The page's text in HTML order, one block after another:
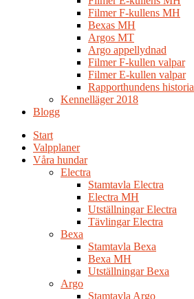
Filmer F-kullens MH
Bexas MH
Argos MT
Argo appellydnad
Filmer F-kullen valpar
Filmer E-kullen valpar
Rapporthundens historia
Kennelläger 2018
Blogg
Start
Valpplaner
Våra hundar
Electra
Stamtavla Electra
Electra MH
Utställningar Electra
Tävlingar Electra
Bexa
Stamtavla Bexa
Bexa MH
Utställningar Bexa
Argo
Stamtavla Argo